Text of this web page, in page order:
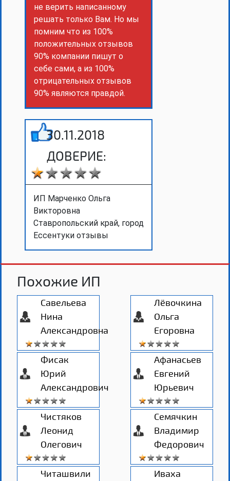
не верить написанному
решать только Вам. Но мы
помним что из 100%
положительных отзывов
90% компании пишут о
себе сами, а из 100%
отрицательных отзывов
90% являются правдой.
30.11.2018
ДОВЕРИЕ:
ИП Марченко Ольга
Викторовна
Ставропольский край, город
Ессентуки отзывы
Похожие ИП
Савельева
Нина
Александровна
Фисак
Юрий
Александрович
Чистяков
Леонид
Олегович
Читашвили
Лёвочкина
Ольга
Егоровна
Афанасьев
Евгений
Юрьевич
Семячкин
Владимир
Федорович
Иваха